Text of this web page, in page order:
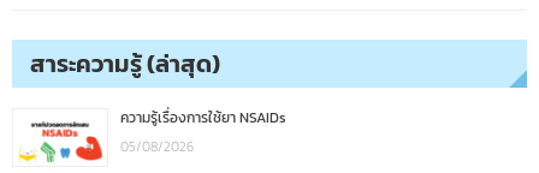
สาระความรู้ (ล่าสุด)
ความรู้เรื่องการใช้ยา NSAIDs
05/08/2026